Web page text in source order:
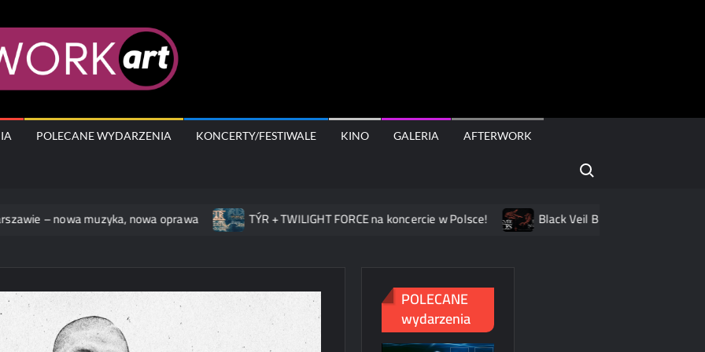
POLECANE WYDARZENIA KONCERTY/FESTIWALE KINO GALERIA AFTERWORK
Search for:
– nowa muzyka, nowa oprawa TÝR + TWILIGHT FORCE na koncercie w Polsce! Black Veil Brides na dwóch
POLECANE
wydarzenia